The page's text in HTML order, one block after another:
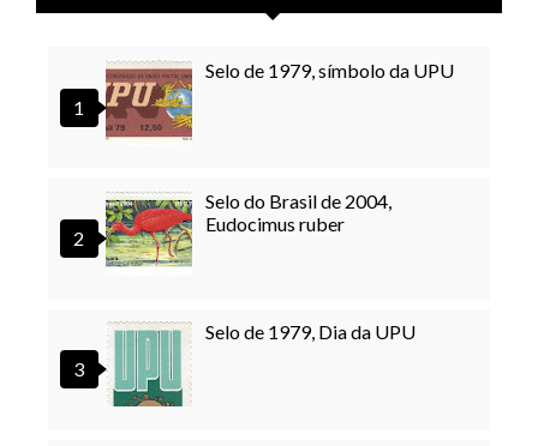
Selo de 1979, símbolo da UPU
Selo do Brasil de 2004,
Eudocimus ruber
Selo de 1979, Dia da UPU